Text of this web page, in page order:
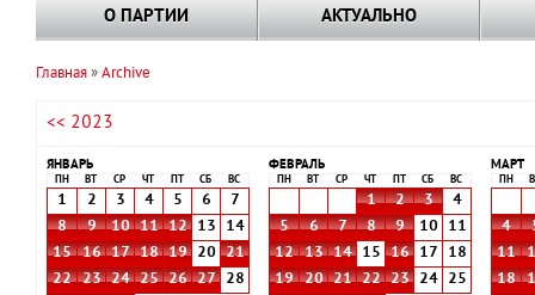
О ПАРТИИ АКТУАЛЬНО
навигации
Главная Archive
<< 2023
ЯНВАРЬ
ПН ВТ СР ЧТ СБ ВС
1 2 3 4 5 6
7
8
9 10 11 12 13
14
15
16 17 18 19 20
21
22
23 24 25 26 27
28
ФЕВРАЛЬ
ПН ВТ СР ЧТ СБ ВС
1 2 3
4
5
6 7 8 9 10
11
12
13 14 15 16 17
18
19
20 21 22 23 24
25
МАРТ
ПН
4
11
18